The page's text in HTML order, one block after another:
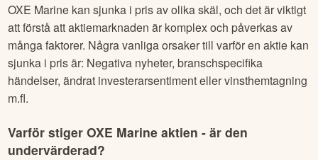
OXE Marine kan sjunka i pris av olika skäl, och det är viktigt
att förstå att aktiemarknaden är komplex och påverkas av
många faktorer. Några vanliga orsaker till varför en aktie kan
sjunka i pris är: Negativa nyheter, branschspecifika
händelser, ändrat investerarsentiment eller vinsthemtagning
m.fl.
Varför stigerOXE Marine aktien - är den
undervärderad?